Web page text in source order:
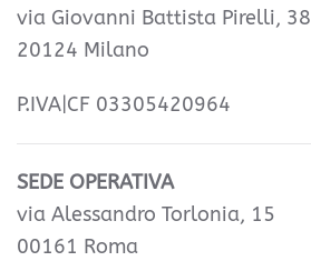
via Giovanni Battista Pirelli, 38
20124 Milano
P.IVA|CF 03305420964
SEDE OPERATIVA
via Alessandro Torlonia, 15
00161 Roma